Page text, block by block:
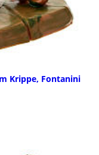
Krippe, Fontanini